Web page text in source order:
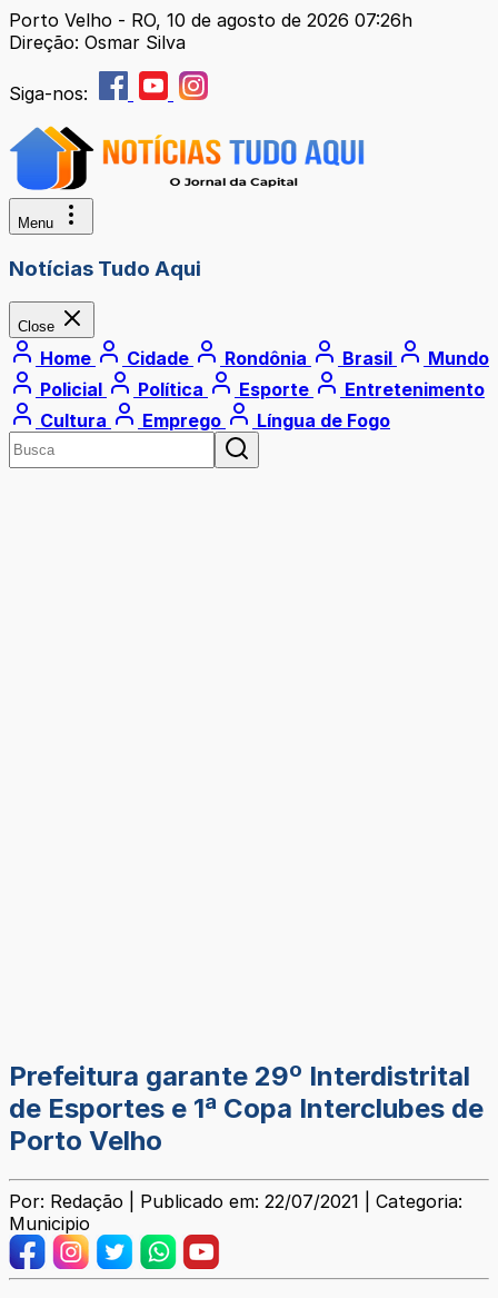
Porto Velho - RO, 10 de agosto de 2026 07:26h
Direção: Osmar Silva
Siga-nos:
Menu
Notícias Tudo Aqui
Close
Home Cidade Rondônia Brasil
Mundo
Policial
Política Esporte
Entretenimento
Cultura
Emprego Língua de Fogo
Prefeitura garante 29º Interdistrital
de Esportes e 1ª Copa Interclubes de
Porto Velho
Por: Redação | Publicado em: 22/07/2021 | Categoria:
Municipio